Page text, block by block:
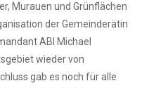
Murauen und Grünflächen
der Gemeinderätin
ABI Michael
wieder von
gab es noch für alle